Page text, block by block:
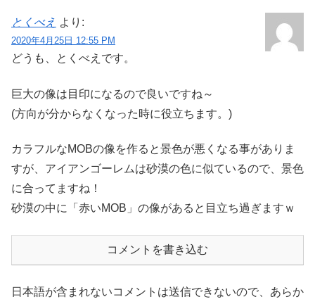
とくべえ より:
2020年4月25日 12:55 PM
どうも、とくべえです。
巨大の像は目印になるので良いですね～
(方向が分からなくなった時に役立ちます。)
カラフルなMOBの像を作ると景色が悪くなる事がありま
すが、アイアンゴーレムは砂漠の色に似ているので、景色
に合ってますね！
砂漠の中に「赤いMOB」の像があると目立ち過ぎますｗ
コメントを書き込む
日本語が含まれないコメントは送信できないので、あらか